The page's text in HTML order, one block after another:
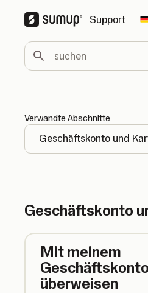
Support
suchen
Verwandte Abschnitte
Geschäftskonto und
Geschäftskonto
Mit meinem
überweisen